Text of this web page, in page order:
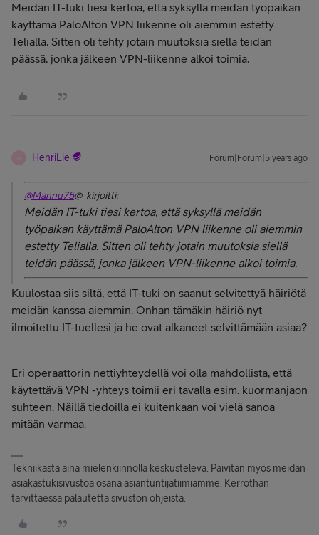
Meidän IT-tuki tiesi kertoa, että syksyllä meidän työpaikan
käyttämä PaloAlton VPN liikenne oli aiemmin estetty
Telialla. Sitten oli tehty jotain muutoksia siellä teidän
päässä, jonka jälkeen VPN-liikenne alkoi toimia.
HenriLie Forum|Forum|5 years ago
@Mannu75@ kirjoitti:
Meidän IT-tuki tiesi kertoa, että syksyllä meidän
työpaikan käyttämä PaloAlton VPN liikenne oli aiemmin
estetty Telialla. Sitten oli tehty jotain muutoksia siellä
teidän päässä, jonka jälkeen VPN-liikenne alkoi toimia.
Kuulostaa siis siltä, että IT-tuki on saanut selvitettyä häiriötä
meidän kanssa aiemmin. Onhan tämäkin häiriö nyt
ilmoitettu IT-tuellesi ja he ovat alkaneet selvittämään asiaa?
Eri operaattorin nettiyhteydellä voi olla mahdollista, että
käytettävä VPN -yhteys toimii eri tavalla esim. kuormanjaon
suhteen. Näillä tiedoilla ei kuitenkaan voi vielä sanoa
mitään varmaa.
Tekniikasta aina mielenkiinnolla keskusteleva. Päivitän myös meidän
asiakastukisivustoa osana asiantuntijatiimiämme. Kerrothan
tarvittaessa palautetta sivuston ohjeista.